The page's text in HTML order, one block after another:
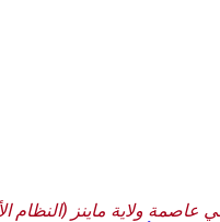
ماينز (النظام الأساسي